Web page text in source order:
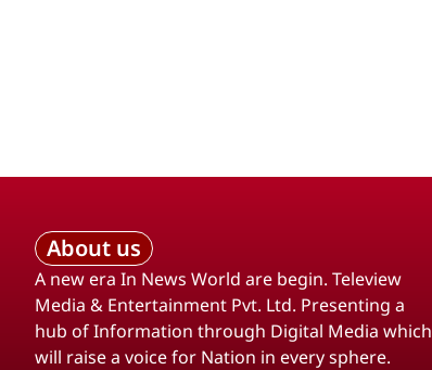
About us
A new era In News World are begin. Teleview
Media & Entertainment Pvt. Ltd. Presenting a
hub of Information through Digital Media which
will raise a voice for Nation in every sphere.